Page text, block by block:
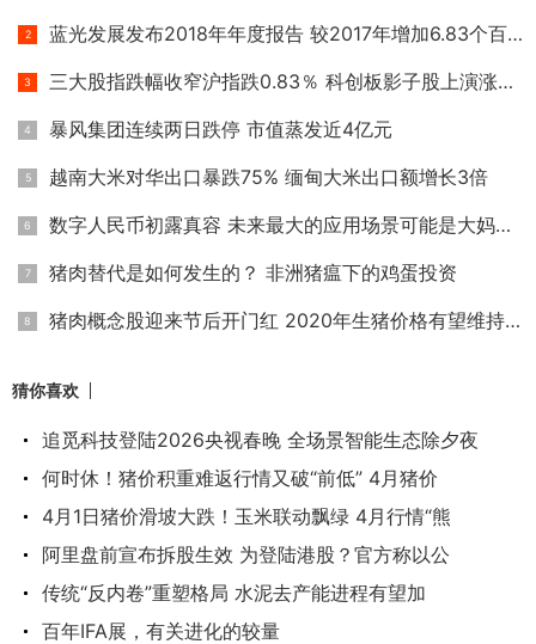
蓝光发展发布2018年年度报告 较2017年增加6.83个百分点
三大股指跌幅收窄沪指跌0.83％ 科创板影子股上演涨停潮
暴风集团连续两日跌停 市值蒸发近4亿元
越南大米对华出口暴跌75% 缅甸大米出口额增长3倍
数字人民币初露真容 未来最大的应用场景可能是大妈买菜
猪肉替代是如何发生的？ 非洲猪瘟下的鸡蛋投资
猪肉概念股迎来节后开门红 2020年生猪价格有望维持高位
猜你喜欢
追觅科技登陆2026央视春晚 全场景智能生态除夕夜
何时休！猪价积重难返行情又破“前低” 4月猪价
4月1日猪价滑坡大跌！玉米联动飘绿 4月行情“熊
阿里盘前宣布拆股生效 为登陆港股？官方称以公
传统“反内卷”重塑格局 水泥去产能进程有望加
百年IFA展，有关进化的较量